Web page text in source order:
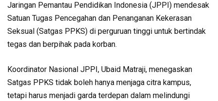
Jaringan Pemantau Pendidikan Indonesia (JPPI) mendesak
Satuan Tugas Pencegahan dan Penanganan Kekerasan
Seksual (Satgas PPKS) di perguruan tinggi untuk bertindak
tegas dan berpihak pada korban.
Koordinator Nasional JPPI, Ubaid Matraji, menegaskan
Satgas PPKS tidak boleh hanya menjaga citra kampus,
tetapi harus menjadi garda terdepan dalam melindungi